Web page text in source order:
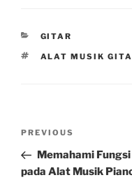
CATEGORIES
GITAR
TAGS
ALAT MUSIK
Previous
Post
PREVIOUS
Memahami
pada Alat Musik